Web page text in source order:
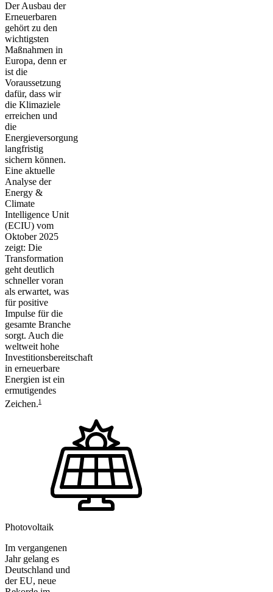
Der Ausbau der
Erneuerbaren
gehört zu den
wichtigsten
Maßnahmen in
Europa, denn er
ist die
Voraussetzung
dafür, dass wir
die Klimaziele
erreichen und
die
Energieversorgung
langfristig
sichern können.
Eine aktuelle
Analyse der
Energy &
Climate
Intelligence Unit
(ECIU) vom
Oktober 2025
zeigt: Die
Transformation
geht deutlich
schneller voran
als erwartet, was
für positive
Impulse für die
gesamte Branche
sorgt. Auch die
weltweit hohe
Investitionsbereitschaft
in erneuerbare
Energien ist ein
ermutigendes
Zeichen.1
Photovoltaik
Im vergangenen
Jahr gelang es
Deutschland und
der EU, neue